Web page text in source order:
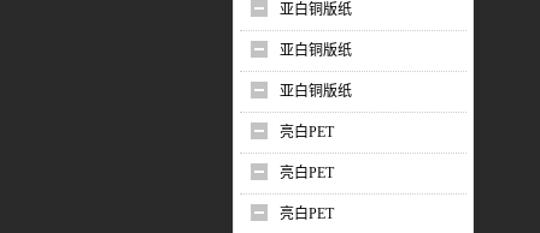
亚白铜版纸
亚白铜版纸
亚白铜版纸
亮白PET
亮白PET
亮白PET